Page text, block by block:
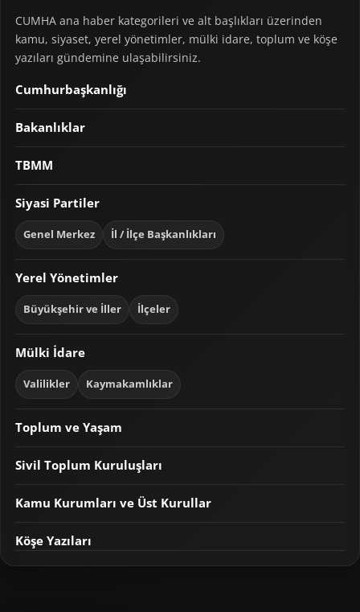
CUMHA ana haber kategorileri ve alt başlıkları üzerinden
kamu, siyaset, yerel yönetimler, mülki idare, toplum ve köşe
yazıları gündemine ulaşabilirsiniz.
Cumhurbaşkanlığı
Bakanlıklar
TBMM
Siyasi Partiler
Genel Merkez İl / İlçe Başkanlıkları
Yerel Yönetimler
Büyükşehir ve İller İlçeler
Mülki İdare
Valilikler Kaymakamlıklar
Toplum ve Yaşam
Sivil Toplum Kuruluşları
Kamu Kurumları ve Üst Kurullar
Köşe Yazıları